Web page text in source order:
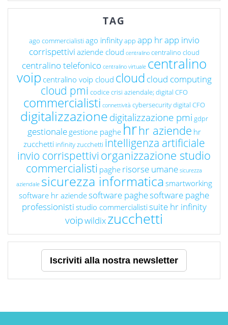
TAG
ago commercialisti ago infinityapp app hrapp invio
corrispettivi aziende cloud centralino centralino cloud
centralino telefonico centralino virtuale centralino
voip centralino voip cloud cloud cloud computing
cloud pmi codice crisi aziendale; digital CFO
commercialisti connettività cybersecuritydigital CFO
digitalizzazionedigitalizzazione pmi gdpr
gestionale gestione paghe hrhr aziende hr
zucchetti infinity zucchetti intelligenza artificiale
invio corrispettivi organizzazione studio
commercialisti paghe risorse umane sicurezza
aziendale sicurezza informatica smartworking
software hr aziendesoftware paghesoftware paghe
professionisti studio commercialisti suite hr infinity
voipwildixzucchetti
Iscriviti alla nostra newsletter